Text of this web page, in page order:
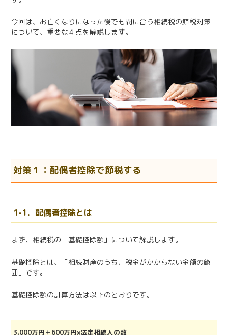
今回は、お亡くなりになった後でも間に合う相続税の節税対策
について、重要な４点を解説します。
対策１：配偶者控除で節税する
1-1．配偶者控除とは
まず、相続税の「基礎控除額」について解説します。
基礎控除とは、「相続財産のうち、税金がかからない金額の範
囲」です。
基礎控除額の計算方法は以下のとおりです。
3,000万円＋600万円×法定相続人の数